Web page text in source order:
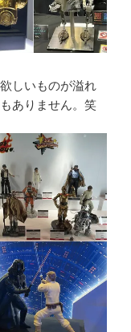
しいものが溢れ
ありません。笑